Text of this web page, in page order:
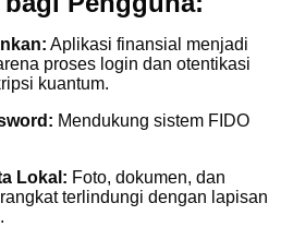
Aplikasi finansial menjadi
proses login dan otentikasi
kuantum.
Mendukung sistem FIDO
Lokal: Foto, dokumen, dan
terlindungi dengan lapisan